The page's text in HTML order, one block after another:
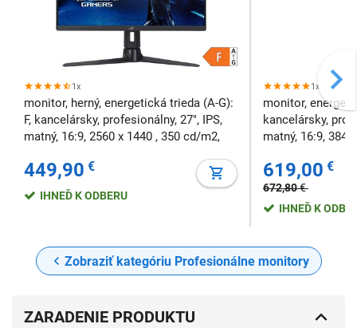
1x
monitor, herný, energetická trieda (A-G):
F, kancelársky, profesionálny, 27", IPS,
matný, 16:9, 2560 x 1440 , 350 cd/m2,
frekvencia 300 Hz
449,90 €
IHNEĎ K ODBERU
1x
monitor,
kancelársky,
matný, 16:9,
frekvencia 120 Hz
619,00 €
672,80€
IHNEĎ K
Zobraziť kategóriu Profesionálne monitory
ZARADENIE PRODUKTU